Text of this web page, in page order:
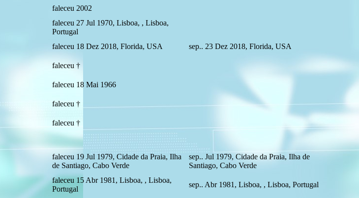
faleceu 2002
faleceu 27 Jul 1970, Lisboa, , Lisboa,
Portugal
faleceu 18 Dez 2018, Florida, USA sep.. 23 Dez 2018, Florida, USA
faleceu †
faleceu 18 Mai 1966
faleceu †
faleceu †
faleceu 19 Jul 1979, Cidade da Praia, Ilha
de Santiago, Cabo Verde
sep.. Jul 1979, Cidade da Praia, Ilha de
Santiago, Cabo Verde
faleceu 15 Abr 1981, Lisboa, , Lisboa,
Portugal
sep.. Abr 1981, Lisboa, , Lisboa, Portugal